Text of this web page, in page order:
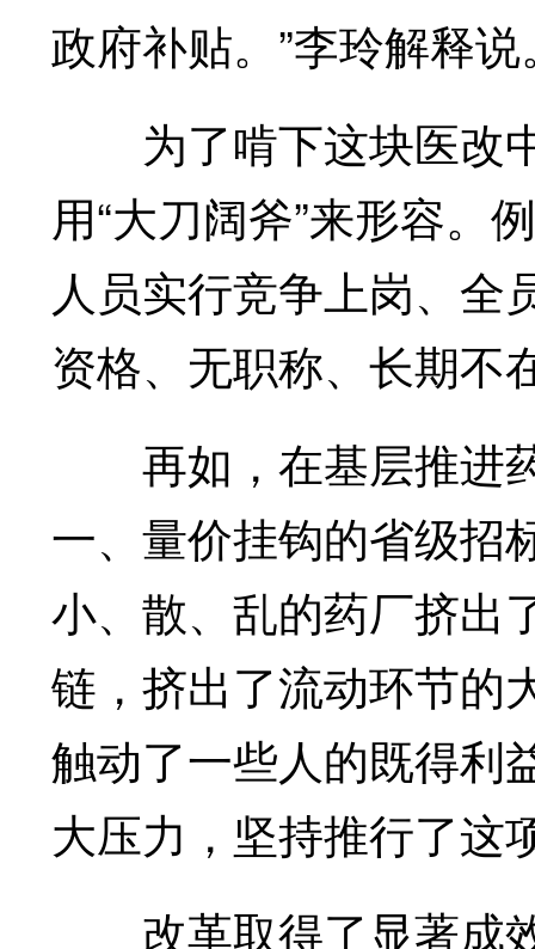
政府补贴。”李玲解释说
为了啃下这块医改中
用“大刀阔斧”来形容。
人员实行竞争上岗、全
资格、无职称、长期不
再如，在基层推进
一、量价挂钩的省级招
小、散、乱的药厂挤出
链，挤出了流动环节的
触动了一些人的既得利
大压力，坚持推行了这
改革取得了显著成